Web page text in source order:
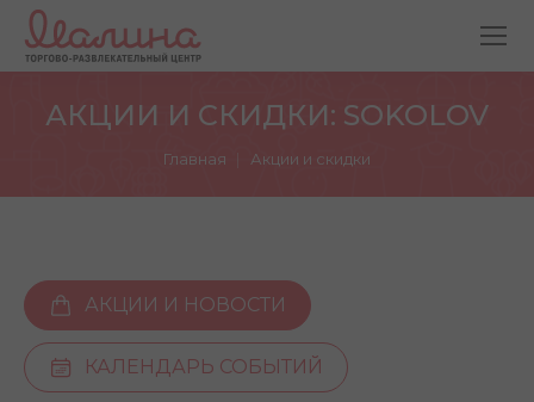
АКЦИИ И СКИДКИ: SOKOLOV
Главная Акции и скидки
АКЦИИ И НОВОСТИ
КАЛЕНДАРЬ СОБЫТИЙ